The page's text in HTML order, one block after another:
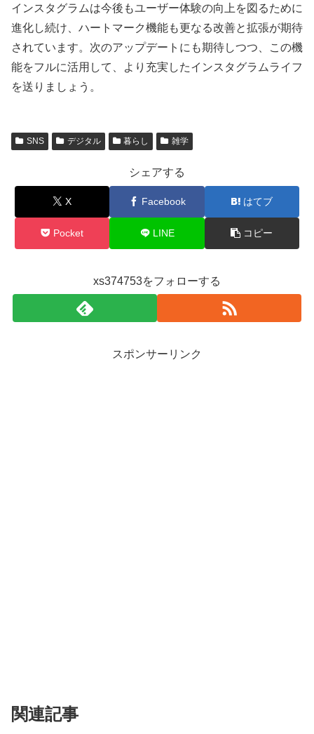
インスタグラムは今後もユーザー体験の向上を図るために
進化し続け、ハートマーク機能も更なる改善と拡張が期待
されています。次のアップデートにも期待しつつ、この機
能をフルに活用して、より充実したインスタグラムライフ
を送りましょう。
SNS デジタル 暮らし 雑学
シェアする
X Facebook はてブ
Pocket LINE コピー
xs374753をフォローする
スポンサーリンク
関連記事